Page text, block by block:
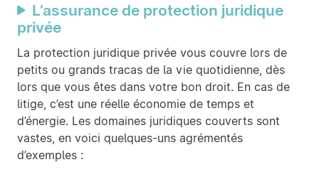
L’assurance de protection juridique
privée
La protection juridique privée vous couvre lors de
petits ou grands tracas de la vie quotidienne, dès
lors que vous êtes dans votre bon droit. En cas de
litige, c’est une réelle économie de temps et
d’énergie. Les domaines juridiques couverts sont
vastes, en voici quelques-uns agrémentés
d’exemples :